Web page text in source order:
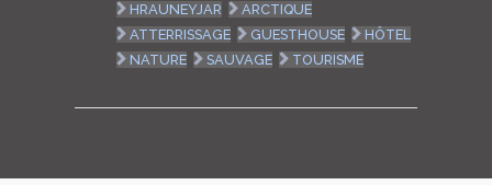
HRAUNEYJAR
ARCTIQUE
ATTERRISSAGE
GUESTHOUSE
HÔTEL
NATURE
SAUVAGE TOURISME